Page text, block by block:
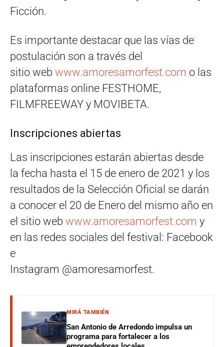
Ficción.
Es importante destacar que las vías de
postulación son a través del
sitio web www.amoresamorfest.com o las
plataformas online FESTHOME,
FILMFREEWAY y MOVIBETA.
Inscripciones abiertas
Las inscripciones estarán abiertas desde
la fecha hasta el 15 de enero de 2021 y los
resultados de la Selección Oficial se darán
a conocer el 20 de Enero del mismo año en
el sitio web www.amoresamorfest.com y
en las redes sociales del festival: Facebook
e
Instagram @amoresamorfest.
MIRÁ TAMBIÉN
San Antonio de Arredondo impulsa un
programa para fortalecer a los